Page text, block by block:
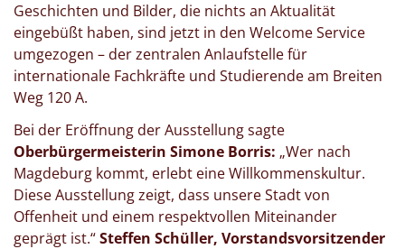
Geschichten und Bilder, die nichts an Aktualität
eingebüßt haben, sind jetzt in den Welcome Service
umgezogen – der zentralen Anlaufstelle für
internationale Fachkräfte und Studierende am Breiten
Weg 120 A.
Bei der Eröffnung der Ausstellung sagte
Oberbürgermeisterin Simone Borris: „Wer nach
Magdeburg kommt, erlebt eine Willkommenskultur.
Diese Ausstellung zeigt, dass unsere Stadt von
Offenheit und einem respektvollen Miteinander
geprägt ist.“Steffen Schüller, Vorstandsvorsitzender